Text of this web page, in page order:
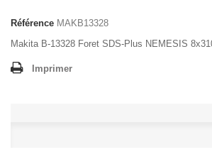
Référence MAKB13328
Makita B-13328 Foret SDS-Plus NEMESIS
Imprimer